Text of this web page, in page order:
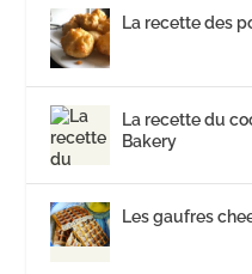
La recette des
La recette du
Bakery
Les gaufres